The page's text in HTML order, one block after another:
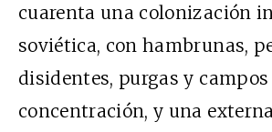
cuarenta una colonización
soviética, con hambrunas,
disidentes, purgas y campos
concentración, y una